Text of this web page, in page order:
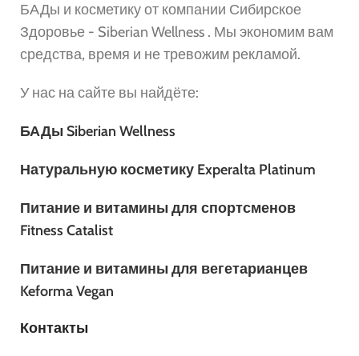
БАДы и косметику от компании Сибирское
Здоровье - Siberian Wellness . Мы экономим вам
средства, время и не тревожим рекламой.
У нас на сайте вы найдёте:
БАДы Siberian Wellness
Натуральную косметику Experalta Platinum
Питание и витамины для спортсменов
Fitness Catalist
Питание и витамины для вегетарианцев
Keforma Vegan
Контакты